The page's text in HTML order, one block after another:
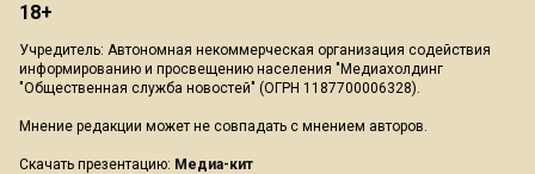
18+
Учредитель: Автономная некоммерческая организация содействия
информированию и просвещению населения "Медиахолдинг
"Общественная служба новостей" (ОГРН 1187700006328).
Мнение редакции может не совпадать с мнением авторов.
Скачать презентацию: Медиа-кит